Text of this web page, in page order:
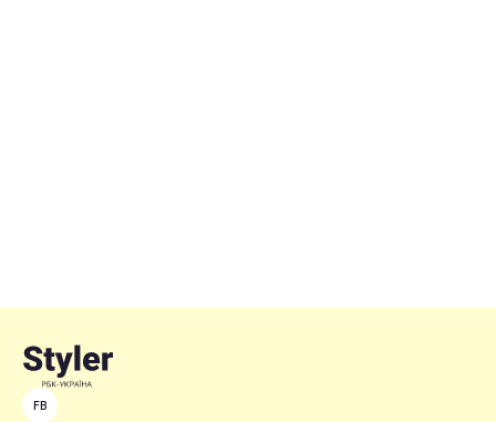
FB